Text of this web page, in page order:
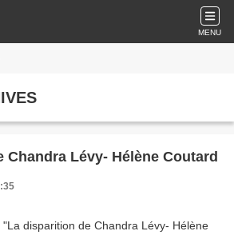
MENU
Chandra Lévy- Hélène Coutard